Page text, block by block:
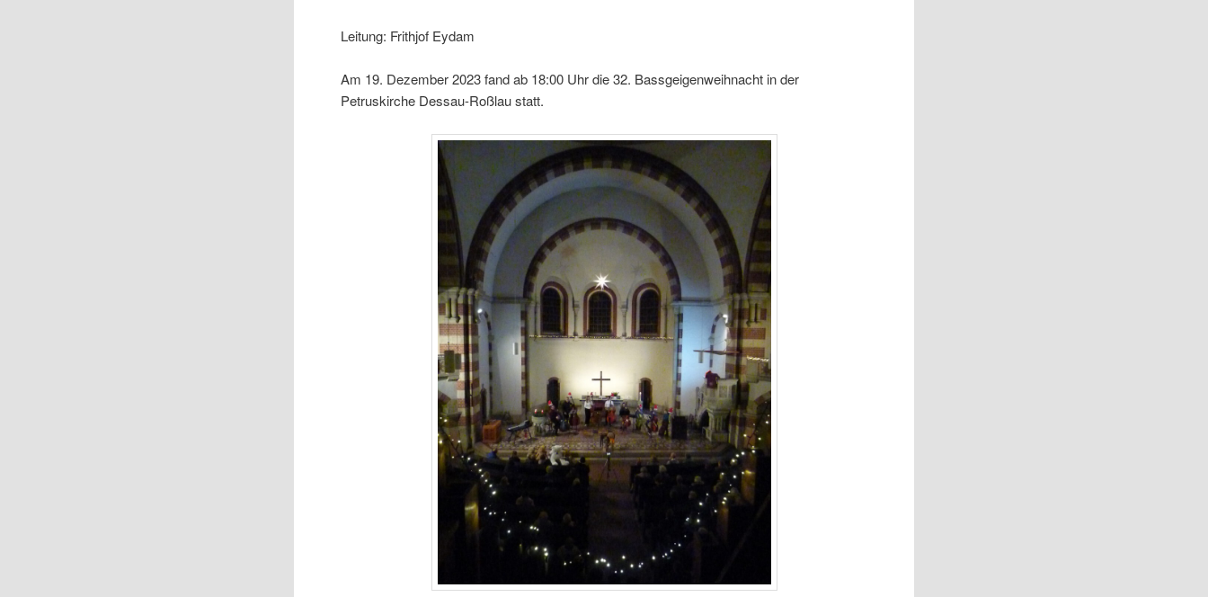
Leitung: Frithjof Eydam
Am 19. Dezember 2023 fand ab 18:00 Uhr die 32. Bassgeigenweihnacht in der
Petruskirche Dessau-Roßlau statt.